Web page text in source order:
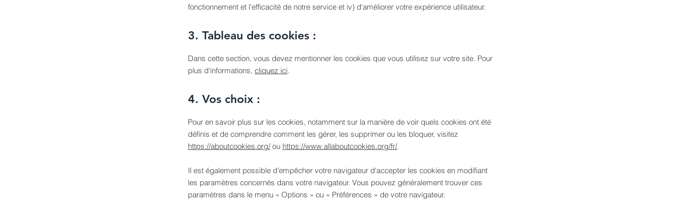
fonctionnement et l'efficacité de notre service et iv) d'améliorer votre expérience utilisateur.
3. Tableau des cookies :
Dans cette section, vous devez mentionner les cookies que vous utilisez sur votre site. Pour
plus d'informations, cliquez ici.
4. Vos choix :
Pour en savoir plus sur les cookies, notamment sur la manière de voir quels cookies ont été
définis et de comprendre comment les gérer, les supprimer ou les bloquer, visitez
https://aboutcookies.org/ou https://www.allaboutcookies.org/fr/.
Il est également possible d'empêcher votre navigateur d'accepter les cookies en modifiant
les paramètres concernés dans votre navigateur. Vous pouvez généralement trouver ces
paramètres dans le menu « Options » ou « Préférences » de votre navigateur.